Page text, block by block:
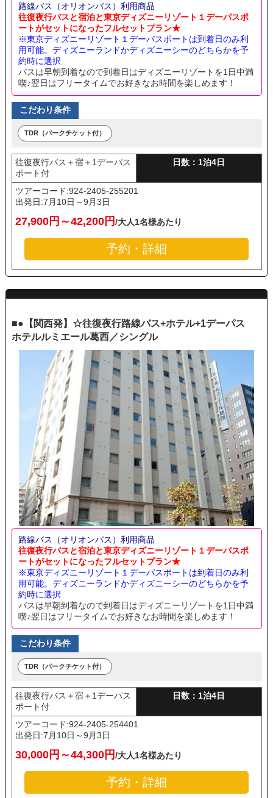
路線バス（オリオンバス）利用商品
往復夜行バスと宿泊と東京ディズニーリゾート１デーパスポ
ートがセットになったフルセットプラン★
※東京ディズニーリゾート１デーパスポートは到着日のみ利
用可能。ディズニーランドかディズニーシーのどちらかを予
約時に選択
バスは早朝到着なので到着日はディズニーリゾートを1日中満
喫♪翌日はフリータイムでお好きなお時間を楽しめます！
こだわり条件
TDR（パークチケット付）
往復夜行バス＋宿＋1デーパス
ポート付
日数：1泊4日
ツアーコード:924-2405-255201
出発日:7月10日～9月3日
27,900円～42,200円/大人1名様あたり
予約・詳細
■●【関西発】☆往復夜行路線バス+ホテル+1デーパス
ホテルルミエール葛西／シングル
路線バス（オリオンバス）利用商品
往復夜行バスと宿泊と東京ディズニーリゾート１デーパスポ
ートがセットになったフルセットプラン★
※東京ディズニーリゾート１デーパスポートは到着日のみ利
用可能。ディズニーランドかディズニーシーのどちらかを予
約時に選択
バスは早朝到着なので到着日はディズニーリゾートを1日中満
喫♪翌日はフリータイムでお好きなお時間を楽しめます！
こだわり条件
TDR（パークチケット付）
往復夜行バス＋宿＋1デーパス
ポート付
日数：1泊4日
ツアーコード:924-2405-254401
出発日:7月10日～9月3日
30,000円～44,300円/大人1名様あたり
予約・詳細